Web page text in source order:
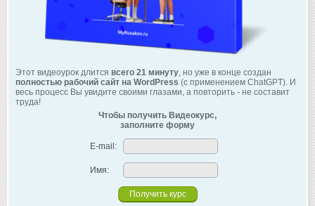
Этот видеоурок длится всего 21 минуту , но уже в конце создан
полностью рабочий сайт на WordPress (с применением ChatGPT). И
весь процесс Вы увидите своими глазами, а повторить - не составит
труда!
Чтобы получить Видеокурс,
заполните форму
E-mail:
Имя: